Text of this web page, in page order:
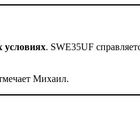
условиях. SWE35UF
Михаил.